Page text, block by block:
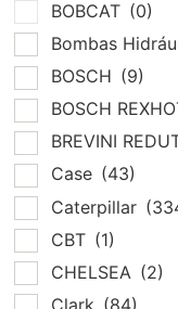
BOBCAT (0)
Bombas
BOSCH (9)
BOSCH
BREVINI
Case (43)
Caterpillar
CBT (1)
CHELSEA (2)
Clark (84)